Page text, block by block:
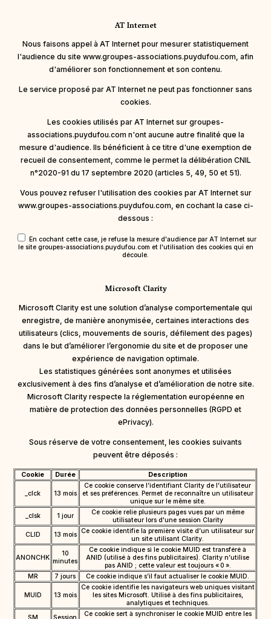
AT Internet
Nous faisons appel à AT Internet pour mesurer statistiquement
l'audience du site www.groupes-associations.puydufou.com, afin
d'améliorer son fonctionnement et son contenu.
Le service proposé par AT Internet ne peut pas fonctionner sans
cookies.
Les cookies utilisés par AT Internet sur groupes-
associations.puydufou.com n'ont aucune autre finalité que la
mesure d'audience. Ils bénéficient à ce titre d'une exemption de
recueil de consentement, comme le permet la délibération CNIL
n°2020-91 du 17 septembre 2020 (articles 5, 49, 50 et 51).
Vous pouvez refuser l'utilisation des cookies par AT Internet sur
www.groupes-associations.puydufou.com, en cochant la case ci-
dessous :
En cochant cette case, je refuse la mesure d'audience par AT Internet sur
le site groupes-associations.puydufou.com et l'utilisation des cookies qui en
découle.
Microsoft Clarity
Microsoft Clarity est une solution d’analyse comportementale qui
enregistre, de manière anonymisée, certaines interactions des
utilisateurs (clics, mouvements de souris, défilement des pages)
dans le but d’améliorer l’ergonomie du site et de proposer une
expérience de navigation optimale.
Les statistiques générées sont anonymes et utilisées
exclusivement à des fins d’analyse et d’amélioration de notre site.
Microsoft Clarity respecte la réglementation européenne en
matière de protection des données personnelles (RGPD et
ePrivacy).
Sous réserve de votre consentement, les cookies suivants
peuvent être déposés :
Cookie Durée Description
_clck 13 mois
Ce cookie conserve l’identifiant Clarity de l’utilisateur
et ses préférences. Permet de reconnaître un utilisateur
unique sur le même site.
_clsk
1 jour
Ce cookie relie plusieurs pages vues par un même
utilisateur lors d'une session Clarity
CLID
13 mois Ce cookie identifie la première visite d’un utilisateur sur
un site utilisant Clarity.
ANONCHK
10
minutes
Ce cookie indique si le cookie MUID est transféré à
ANID (utilisé à des fins publicitaires). Clarity n’utilise
pas ANID ; cette valeur est toujours « 0 ».
MR
7 jours Ce cookie indique s’il faut actualiser le cookie MUID.
MUID 13 mois
Ce cookie identifie les navigateurs web uniques visitant
les sites Microsoft. Utilisé à des fins publicitaires,
analytiques et techniques.
SM
Session
Ce cookie sert à synchroniser le cookie MUID entre les